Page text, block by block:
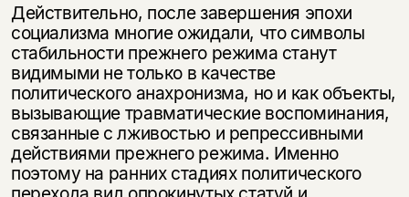
Действительно, после завершения эпохи
социализма многие ожидали, что символы
стабильности прежнего режима станут
видимыми не только в каче­стве
политического анахронизма, но и как объекты,
вызывающие травмати­ческие воспоминания,
связанные с лживостью и репрессивными
действиями прежнего режима. Именно
поэтому на ранних стадиях политического